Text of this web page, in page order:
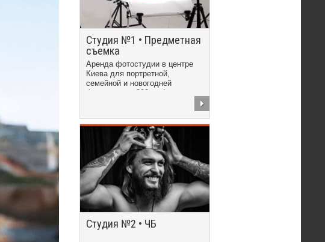
Студия №1 • Предметная
съемка
Аренда фотостудии в центре
Киева для портретной,
семейной и новогодней
фотосъемки. 300 грн/час
Студия №2 • ЧБ